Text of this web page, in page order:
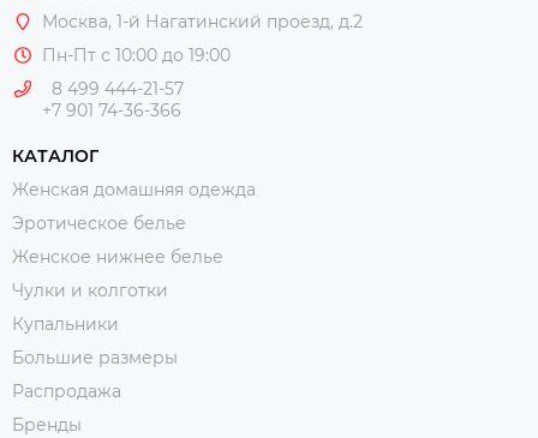
Москва, 1-й Нагатинский проезд, д.2
Пн-Пт с 10:00 до 19:00
8 499 444-21-57
+7 901 74-36-366
КАТАЛОГ
Женская домашняя одежда
Эротическое белье
Женское нижнее белье
Чулки и колготки
Купальники
Большие размеры
Распродажа
Бренды